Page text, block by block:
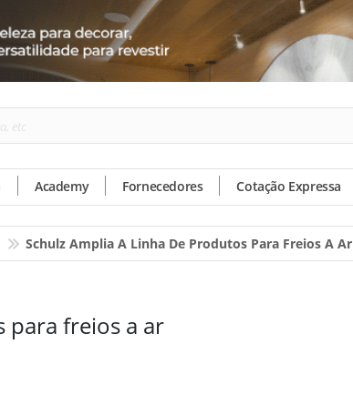
Academy Fornecedores Cotação Expressa
Schulz Amplia A Linha De Produtos Para Freios A Ar
para freios a ar